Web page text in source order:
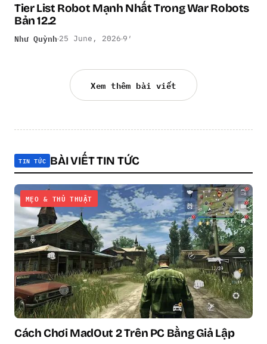
Tier List Robot Mạnh Nhất Trong War Robots
Bản 12.2
Như Quỳnh 25 June, 2026 9′
Xem thêm bài viết
TIN TỨC BÀI VIẾT TIN TỨC
MẸO & THỦ THUẬT
Cách Chơi MadOut 2 Trên PC Bằng Giả Lập